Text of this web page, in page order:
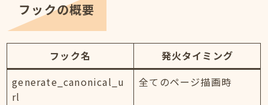
フックの概要
フック名
発火タイミング
generate_canonical_u
rl
全てのページ描画時